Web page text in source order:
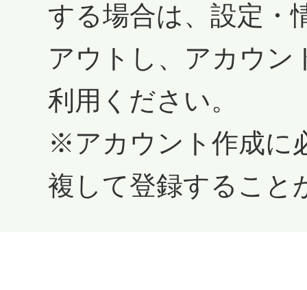
する場合は、設定・
アウトし、アカウン
利用ください。
※アカウント作成に
複して登録すること